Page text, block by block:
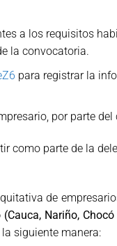
a los requisitos
la convocatoria.
para registrar la
por parte del
como parte de la
de
(Cauca, Nariño,
siguiente manera: